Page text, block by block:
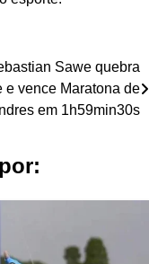
Sawe quebra
e vence Maratona de
em 1h59min30s